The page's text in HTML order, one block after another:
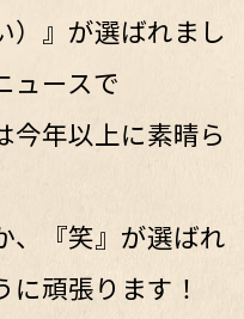
）』が選ばれまし
ュースで
今年以上に素晴ら
、『笑』が選ばれ
頑張ります！